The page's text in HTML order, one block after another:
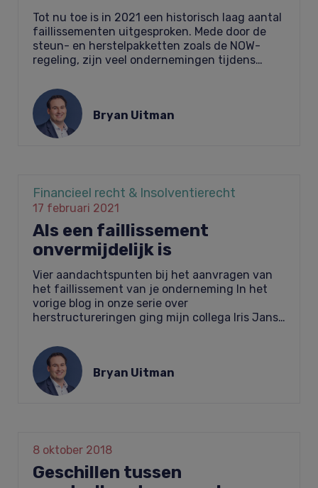
Tot nu toe is in 2021 een historisch laag aantal
faillissementen uitgesproken. Mede door de
steun- en herstelpakketten zoals de NOW-
regeling, zijn veel ondernemingen tijdens…
Bryan Uitman
Financieel recht & Insolventierecht
17 februari 2021
Als een faillissement
onvermijdelijk is
Vier aandachtspunten bij het aanvragen van
het faillissement van je onderneming In het
vorige blog in onze serie over
herstructureringen ging mijn collega Iris Jans…
Bryan Uitman
8 oktober 2018
Geschillen tussen